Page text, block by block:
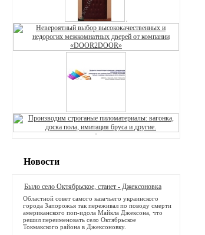
Новости
Было село Октябрьское, станет - Джексоновка
Областной совет самого казачьего украинского
города Запорожья так переживал по поводу смерти
американского поп-идола Майкла Джексона, что
решил переименовать село Октябрьское
Токмакского района в Джексоновку.